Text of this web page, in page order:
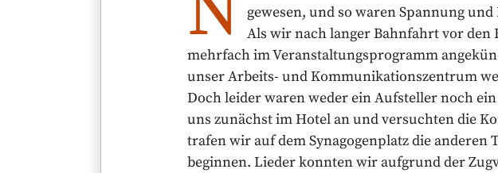
gewesen, und so waren Spannung
Als wir nach langer Bahnfahrt vor
mehrfach im Veranstaltungsprogramm
unser Arbeits- und Kommunikationszentrum
Doch leider waren weder ein Aufsteller noch
uns zunächst im Hotel an und versuchten die
trafen wir auf dem Synagogenplatz die
beginnen. Lieder konnten wir aufgrund der